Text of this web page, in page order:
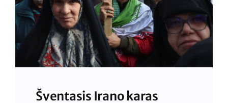
Šventasis Irano karas